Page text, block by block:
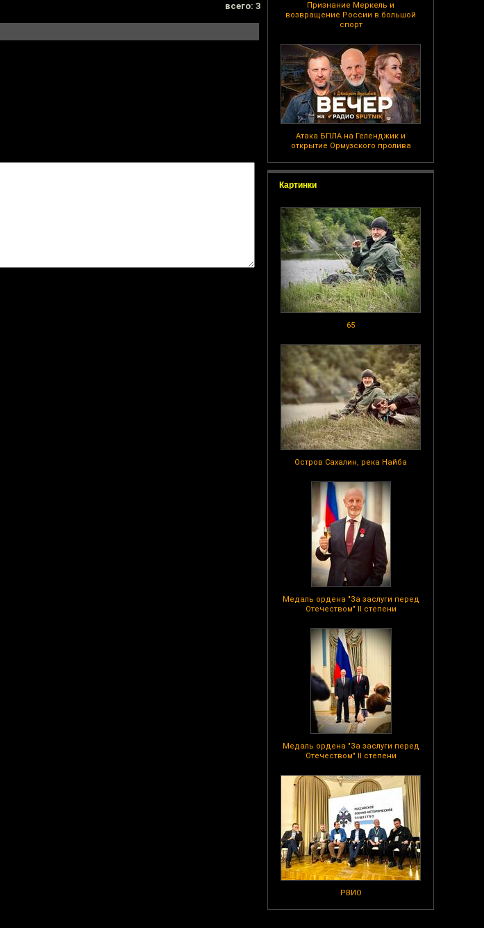
Признание Меркель и
возвращение России в большой
спорт
Атака БПЛА на Геленджик и
открытие Ормузского пролива
Картинки
65
Остров Сахалин, река Найба
Медаль ордена "За заслуги перед
Отечеством" II степени
Медаль ордена "За заслуги перед
Отечеством" II степени
РВИО
всего: 3